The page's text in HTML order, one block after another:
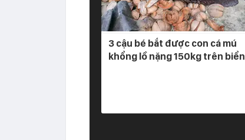
3 cậu bé bắt được con cá mú
khổng lồ nặng 150kg trên biển